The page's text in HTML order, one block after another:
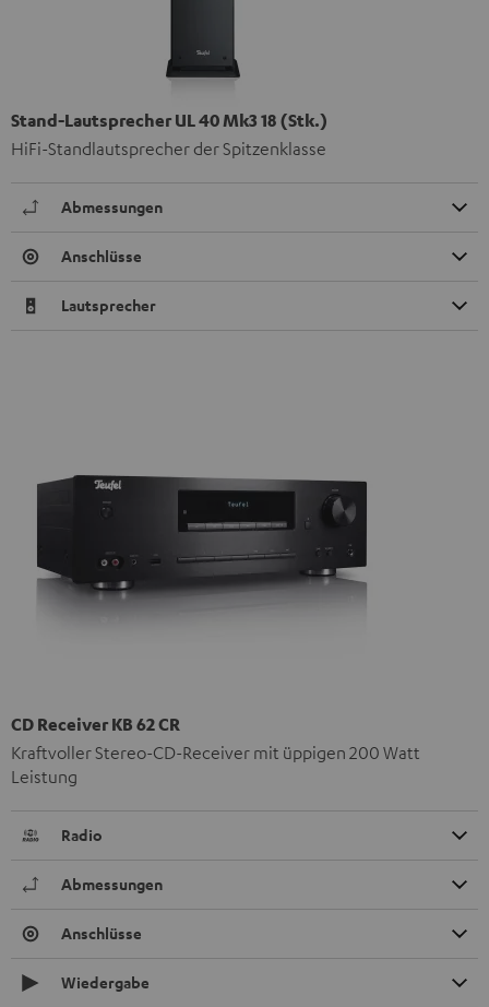
Stand-Lautsprecher UL 40 Mk3 18 (Stk.)
HiFi-Standlautsprecher der Spitzenklasse
Abmessungen
Anschlüsse
Lautsprecher
CD Receiver KB 62 CR
Kraftvoller Stereo-CD-Receiver mit üppigen 200 Watt
Leistung
Radio
Abmessungen
Anschlüsse
Wiedergabe